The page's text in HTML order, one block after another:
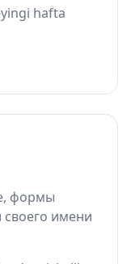
hafta
формы
своего имени